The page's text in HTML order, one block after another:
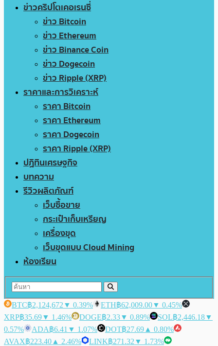
ข่าวคริปโตเคอเรนซี่
ข่าว Bitcoin
ข่าว Ethereum
ข่าว Binance Coin
ข่าว Dogecoin
ข่าว Ripple (XRP)
ราคาและการวิเคราะห์
ราคา Bitcoin
ราคา Ethereum
ราคา Dogecoin
ราคา Ripple (XRP)
ปฏิทินเศรษฐกิจ
บทความ
รีวิวผลิตภัณฑ์
เว็บซื้อขาย
กระเป๋าเก็บเหรียญ
เครื่องขุด
เว็บขุดแบบ Cloud Mining
ห้องเรียน
BTC฿2,124,672 ▼ 0.39% ETH฿62,009.00▼ 0.45%
XRP฿35.69▼ 1.46% DOGE฿2.33▼ 0.89% SOL฿2,446.18▼
0.57%
ADA฿6.41 ▼ 1.07% DOT฿27.69 ▲ 0.80%
AVAX฿223.40 ▲ 2.46% LINK฿271.32 ▼ 1.73%